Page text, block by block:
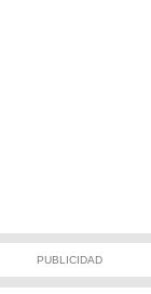
PUBLICIDAD